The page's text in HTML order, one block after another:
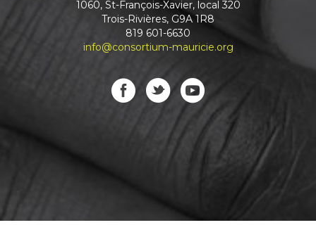
1060, St-François-Xavier, local 320
Trois-Rivières, G9A 1R8
819 601-6630
info@consortium-mauricie.org